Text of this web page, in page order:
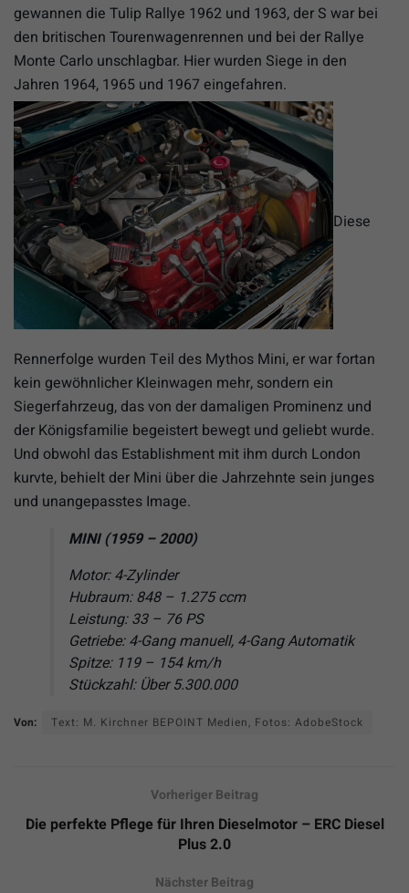
gewannen die Tulip Rallye 1962 und 1963, der S war bei
den britischen Tourenwagenrennen und bei der Rallye
Monte Carlo unschlagbar. Hier wurden Siege in den
Jahren 1964, 1965 und 1967 eingefahren.
Diese
Rennerfolge wurden Teil des Mythos Mini, er war fortan
kein gewöhnlicher Kleinwagen mehr, sondern ein
Siegerfahrzeug, das von der damaligen Prominenz und
der Königsfamilie begeistert bewegt und geliebt wurde.
Und obwohl das Establishment mit ihm durch London
kurvte, behielt der Mini über die Jahrzehnte sein junges
und unangepasstes Image.
MINI (1959 – 2000)
Motor: 4-Zylinder
Hubraum: 848 – 1.275 ccm
Leistung: 33 – 76 PS
Getriebe: 4-Gang manuell, 4-Gang Automatik
Spitze: 119 – 154 km/h
Stückzahl: Über 5.300.000
Von: Text: M. Kirchner BEPOINT Medien, Fotos: AdobeStock
Vorheriger Beitrag
Die perfekte Pflege für Ihren Dieselmotor – ERC Diesel
Plus 2.0
Nächster Beitrag